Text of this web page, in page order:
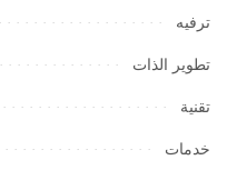
ترفيه
تطوير الذات
تقنية
خدمات